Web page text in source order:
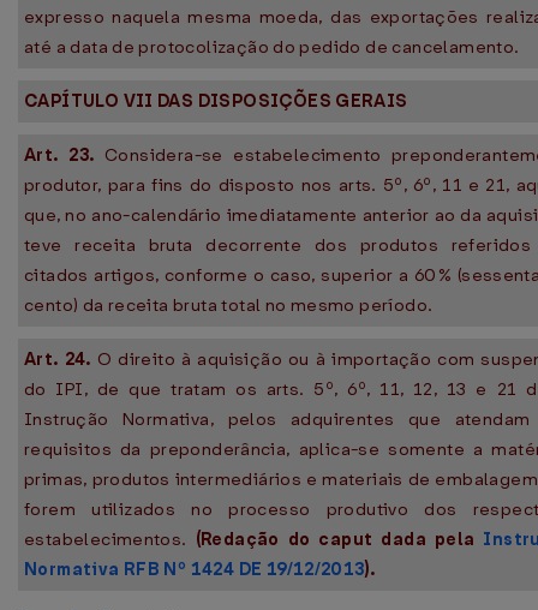
expresso naquela mesma moeda, das exportações
até a data de protocolização do pedido de cancelamento.
CAPÍTULO VII DAS DISPOSIÇÕES GERAIS
Art. 23. Considera-se estabelecimento
produtor, para fins do disposto nos arts. 5º, 6º, 11 e 21,
que, no ano-calendário imediatamente anterior ao da
teve receita bruta decorrente dos produtos referidos
citados artigos, conforme o caso, superior a 60%
cento) da receita bruta total no mesmo período.
Art. 24. O direito à aquisição ou à importação com
do IPI, de que tratam os arts. 5º, 6º, 11, 12, 13 e 21
Instrução Normativa, pelos adquirentes que
requisitos da preponderância, aplica-se somente a
primas, produtos intermediários e materiais de
forem utilizados no processo produtivo dos
estabelecimentos. (Redação do caput dada pela
Normativa RFB Nº 1424 DE 19/12/2013).